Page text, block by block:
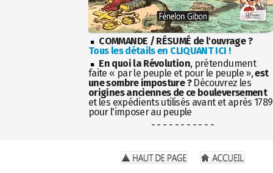
COMMANDE / RÉSUMÉ de l'ouvrage ?
Tous les détails en CLIQUANT ICI !
En quoi la Révolution, prétendument
faite « par le peuple et pour le peuple »,est
une sombre imposture ?Découvrez les
origines anciennes de ce bouleversement
et les expédients utilisés avant et après 1789
pour l'imposer au peuple
- - - - - - - - - - -